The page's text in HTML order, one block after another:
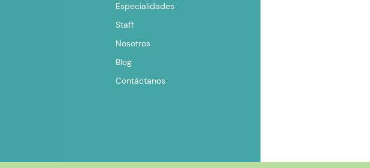
Especialidades
Staff
Nosotros
Blog
Contáctanos